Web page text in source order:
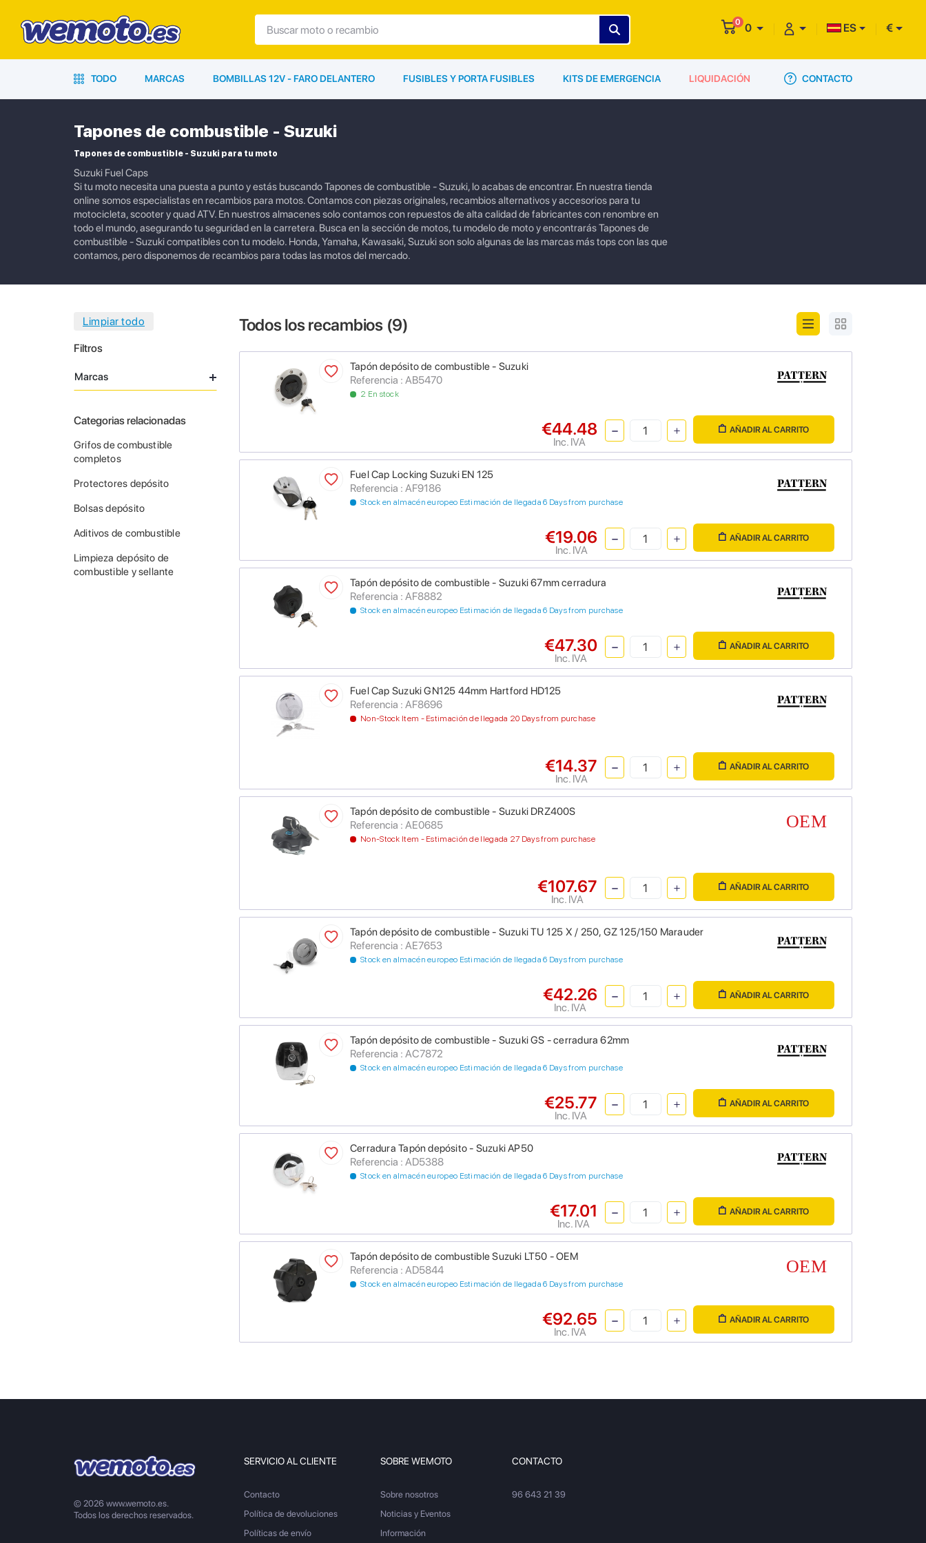
0 0 ES €
TODO MARCAS BOMBILLAS 12V - FARO DELANTERO FUSIBLES Y PORTA FUSIBLES KITS DE EMERGENCIA LIQUIDACIÓN CONTACTO
Tapones de combustible - Suzuki
Tapones de combustible - Suzuki para tu moto
Suzuki Fuel Caps
Si tu moto necesita una puesta a punto y estás buscando Tapones de combustible - Suzuki, lo acabas de encontrar. En nuestra tienda
online somos especialistas en recambios para motos. Contamos con piezas originales, recambios alternativos y accesorios para tu
motocicleta, scooter y quad ATV. En nuestros almacenes solo contamos con repuestos de alta calidad de fabricantes con renombre en
todo el mundo, asegurando tu seguridad en la carretera. Busca en la sección de motos, tu modelo de moto y encontrarás Tapones de
combustible - Suzuki compatibles con tu modelo. Honda, Yamaha, Kawasaki, Suzuki son solo algunas de las marcas más tops con las que
contamos, pero disponemos de recambios para todas las motos del mercado.
Filtros
Marcas
Categorias relacionadas
Grifos de combustible
completos
Protectores depósito
Bolsas depósito
Aditivos de combustible
Limpieza depósito de
combustible y sellante
Todos los recambios (9)
Tapón depósito de combustible - Suzuki
Referencia : AB5470
2 En stock
€44.48
Inc. IVA
AÑADIR AL CARRITO
Fuel Cap Locking Suzuki EN 125
Referencia : AF9186
Stock en almacén europeo Estimación de llegada 6 Days from purchase
€19.06
Inc. IVA
AÑADIR AL CARRITO
Tapón depósito de combustible - Suzuki 67mm cerradura
Referencia : AF8882
Stock en almacén europeo Estimación de llegada 6 Days from purchase
€47.30
Inc. IVA
AÑADIR AL CARRITO
Fuel Cap Suzuki GN125 44mm Hartford HD125
Referencia : AF8696
Non-Stock Item - Estimación de llegada 20 Days from purchase
€14.37
Inc. IVA
AÑADIR AL CARRITO
Tapón depósito de combustible - Suzuki DRZ400S
Referencia : AE0685
Non-Stock Item - Estimación de llegada 27 Days from purchase
€107.67
Inc. IVA
AÑADIR AL CARRITO
Tapón depósito de combustible - Suzuki TU 125 X / 250, GZ 125/150 Marauder
Referencia : AE7653
Stock en almacén europeo Estimación de llegada 6 Days from purchase
€42.26
Inc. IVA
AÑADIR AL CARRITO
Tapón depósito de combustible - Suzuki GS - cerradura 62mm
Referencia : AC7872
Stock en almacén europeo Estimación de llegada 6 Days from purchase
€25.77
Inc. IVA
AÑADIR AL CARRITO
Cerradura Tapón depósito - Suzuki AP50
Referencia : AD5388
Stock en almacén europeo Estimación de llegada 6 Days from purchase
€17.01
Inc. IVA
AÑADIR AL CARRITO
Tapón depósito de combustible Suzuki LT50 - OEM
Referencia : AD5844
Stock en almacén europeo Estimación de llegada 6 Days from purchase
€92.65
Inc. IVA
AÑADIR AL CARRITO
© 2026 www.wemoto.es.
Todos los derechos reservados.
SERVICIO AL CLIENTE
Contacto
Política de devoluciones
Políticas de envío
SOBRE WEMOTO
Sobre nosotros
Noticias y Eventos
Información
CONTACTO
96 643 21 39